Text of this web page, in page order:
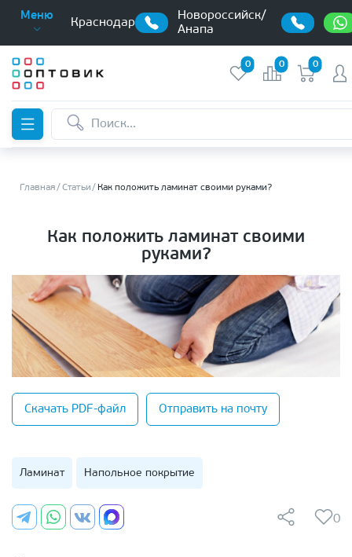
Меню
Краснодар
Новороссийск/
Анапа
0 0 0
Главная Статьи Как положить ламинат своими руками?
Как положить ламинат своими
руками?
Скачать PDF-файл Отправить на почту
Ламинат Напольное покрытие
0